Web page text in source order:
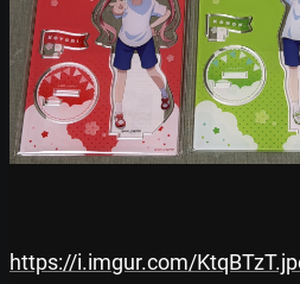
https://i.imgur.com/